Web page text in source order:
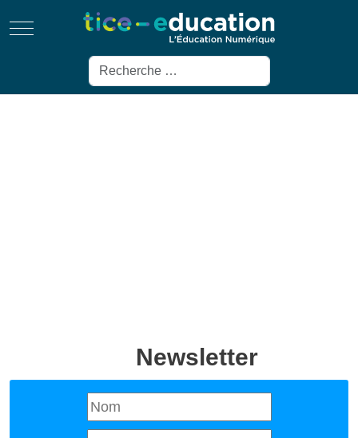
Mobile Menu Toggle
Rechercher
Newsletter